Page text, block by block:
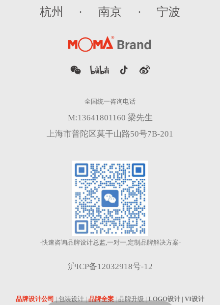
杭州
· 南京 · 宁波
M:13641801160 梁先生
上海市普陀区莫干山路50号7B-201
-快速咨询品牌设计总监,一对一,定制品牌解决方案-
沪ICP备12032918号-12
品牌设计公司 | 包装设计 | 品牌全案| 品牌升级| LOGO设计 | VI设计